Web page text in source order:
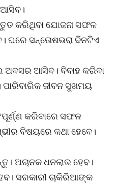
କରିଥିବା ଯୋଜନା ସଫଳ
ଘରେ ସନ୍ତୋଷଭରା ଦିନଟିଏ
ଆସିବ। ବିବାହ କରିବା
ଜୀବନ ସୁଖମୟ
କରିବାରେ ସଫଳ
ବିଷୟରେ କଥା ହେବେ।
ଅଚାନକ ଧନଲାଭ ହେବ।
ସରକାରୀ ଚାକିରିଆଙ୍କ